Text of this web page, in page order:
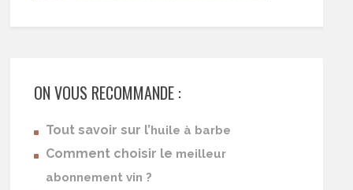
ON VOUS RECOMMANDE :
Tout savoir sur l’huile à barbe
Comment choisir le meilleur
abonnement vin ?